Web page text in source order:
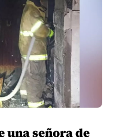
una señora de